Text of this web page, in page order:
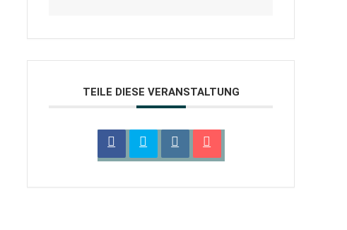
TEILE DIESE VERANSTALTUNG